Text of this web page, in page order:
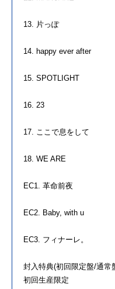
13. 片っぽ
14. happy ever after
15. SPOTLIGHT
16. 23
17. ここで息をして
18. WE ARE
EC1. 革命前夜
EC2. Baby, with u
EC3. フィナーレ。
封入特典(初回限定盤/通
初回生産限定